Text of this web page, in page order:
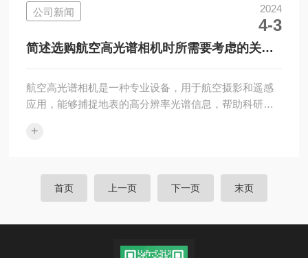
性需要得到长期有效的维护保养。1、定期检查系统硬件
设备。操作人员应该定期检查传感器、接收器、数据处
理单元等各个部件是否存在损坏或老化现象，并及时更
换或修复问题设备。2、校准系统参数。由于外界环境...
公司新闻 2024
4-3
简述选购航空高光谱相机时所需要考虑的关键
航空高光谱相机是一种专业设备，用于航空摄影和遥感
应用，能够捕捉地表的高分辨率光谱信息，帮助科研人
测。它能够在飞行中获取大范围的光谱数据，覆盖多个
和遥感应用的质量和效果。在做出选择之前，有几个关
键因素需要考虑：1、分辨率。高分辨率的相机能够捕捉
+
首页 上一页 下一页 末页